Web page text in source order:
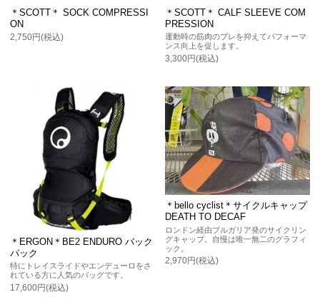
＊SCOTT＊ SOCK COMPRESSI
ON
2,750円(税込)
＊SCOTT＊ CALF SLEEVE COM
PRESSION
運動時の筋肉のブレを抑えてパフォーマ
ンス向上を促します。
3,300円(税込)
＊ERGON＊BE2 ENDURO バック
パック
特にトレイスライドやエンデューロをさ
れている方に人気のバッグです。
17,600円(税込)
＊bello cyclist＊サイクルキャップ
DEATH TO DECAF
ロンドン経由ブルガリア発のサイクリン
グキャップ。自慢は唯一無二のグラフィ
ック。
2,970円(税込)